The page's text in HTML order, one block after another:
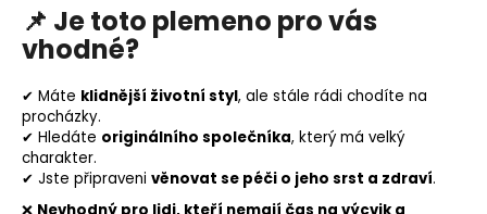
📌 Je toto plemeno pro vás
vhodné?
✔ Máte klidnější životní styl, ale stále rádi chodíte na
procházky.
✔ Hledáte originálního společníka, který má velký
charakter.
✔ Jste připraveni věnovat se péči o jeho srst a zdraví.